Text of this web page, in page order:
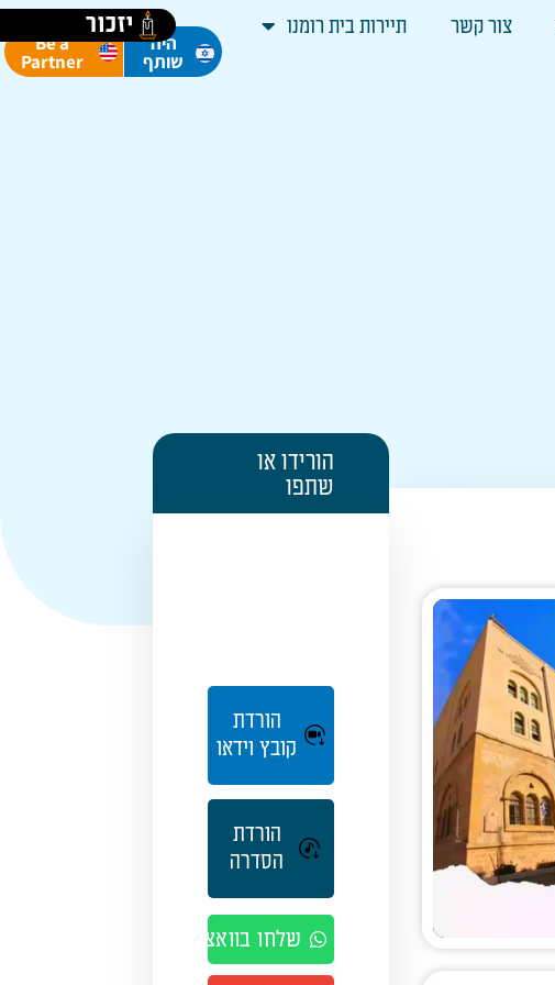
יזכור צור קשר תיירות בית רומנו
היה
שותף
Be a
Partner
הורידו או
שתפו
הורדת
קובץ וידאו
הורדת
הסדרה
שלחו בוואצאפ